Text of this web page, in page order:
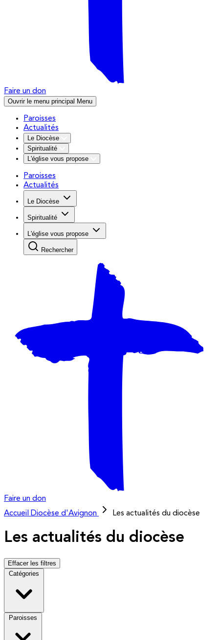
Faire un don
Ouvrir le menu principal Menu
Paroisses
Actualités
Le Diocèse
Spiritualité
L'église vous propose
Paroisses
Actualités
Le Diocèse
Spiritualité
L'église vous propose
Rechercher
Faire un don
Accueil
Diocèse d'Avignon Les actualités du diocèse
Les actualités du diocèse
Effacer les filtres
Catégories
Paroisses